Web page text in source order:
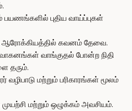
புதிய வாய்ப்புகள்
ஆரோக்கியத்தில் கவனம் தேவை.
வாங்குதல் போன்ற நிதி
தரும்.
மற்றும் பரிகாரங்கள் மூலம்
மற்றும் ஒழுக்கம் அவசியம்.